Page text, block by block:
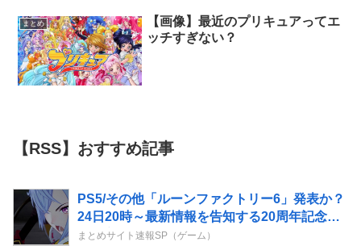
まとめ
【画像】最近のプリキュアってエ
ッチすぎない？
【RSS】おすすめ記事
PS5/その他「ルーンファクトリー6」発表か？
24日20時～最新情報を告知する20周年記念放
送を実施
まとめサイト速報SP（ゲーム）